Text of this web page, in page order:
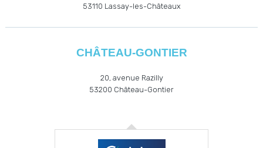
53110 Lassay-les-Châteaux
CHÂTEAU-GONTIER
20, avenue Razilly
53200 Château-Gontier